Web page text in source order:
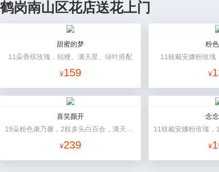
鹤岗南山区花店送花上门
甜蜜的梦
11朵香槟玫瑰，桔梗、满天星、绿叶搭配
¥159
粉
11枝戴安娜粉玫瑰
¥
喜笑颜开
¥239
念
¥